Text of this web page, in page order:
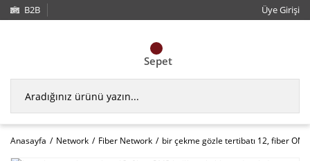
B2B Üye Girişi
Sepet
Anasayfa Network Fiber Network bir çekme gözle tertibatı 12, fiber